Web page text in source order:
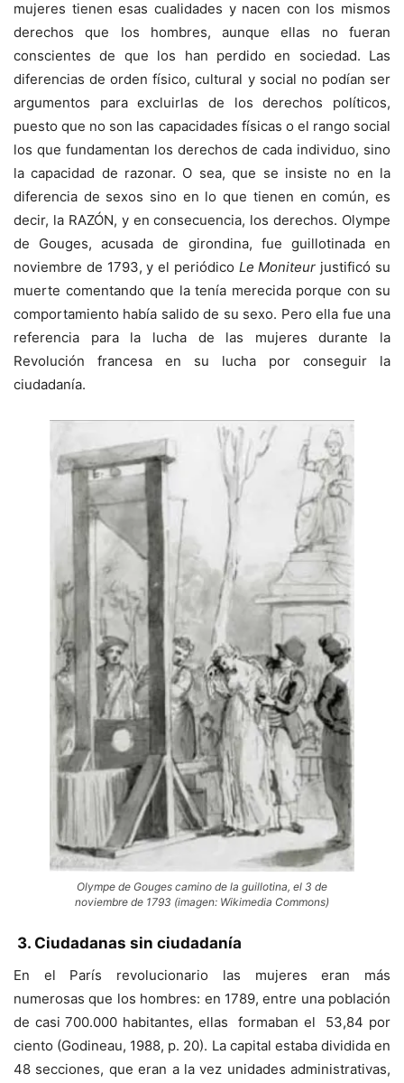
mujeres tienen esas cualidades y nacen con los mismos
derechos que los hombres, aunque ellas no fueran
conscientes de que los han perdido en sociedad. Las
diferencias de orden físico, cultural y social no podían ser
argumentos para excluirlas de los derechos políticos,
puesto que no son las capacidades físicas o el rango social
los que fundamentan los derechos de cada individuo, sino
la capacidad de razonar. O sea, que se insiste no en la
diferencia de sexos sino en lo que tienen en común, es
decir, la RAZÓN, y en consecuencia, los derechos. Olympe
de Gouges, acusada de girondina, fue guillotinada en
noviembre de 1793, y el periódico Le Moniteur justificó su
muerte comentando que la tenía merecida porque con su
comportamiento había salido de su sexo. Pero ella fue una
referencia para la lucha de las mujeres durante la
Revolución francesa en su lucha por conseguir la
ciudadanía.
Olympe de Gouges camino de la guillotina, el 3 de
noviembre de 1793 (imagen: Wikimedia Commons)
3. Ciudadanas sin ciudadanía
En el París revolucionario las mujeres eran más
numerosas que los hombres: en 1789, entre una población
de casi 700.000 habitantes, ellas formaban el 53,84 por
ciento (Godineau, 1988, p. 20). La capital estaba dividida en
48 secciones, que eran a la vez unidades administrativas,